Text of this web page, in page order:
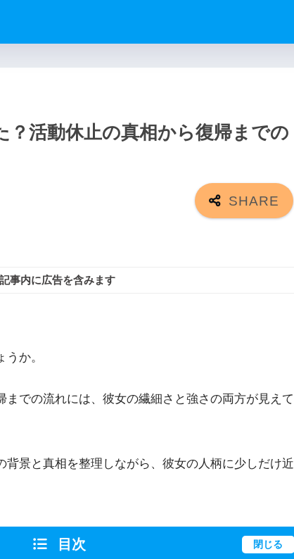
？活動休止の真相から復帰までの
記事内に広告を含みます
か。
までの流れには、彼女の繊細さと強さの両方が見えて
背景と真相を整理しながら、彼女の人柄に少しだけ近
目次 閉じる